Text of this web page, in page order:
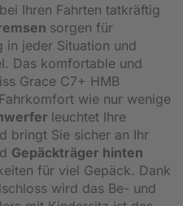
Ihren Fahrten tatkräftig
sorgen für
jeder Situation und
Das komfortable und
Grace C7+ HMB
wie nur wenige
leuchtet Ihre
bringt Sie sicher an Ihr
Gepäckträger hinten
für viel Gepäck. Dank
wird das Be- und